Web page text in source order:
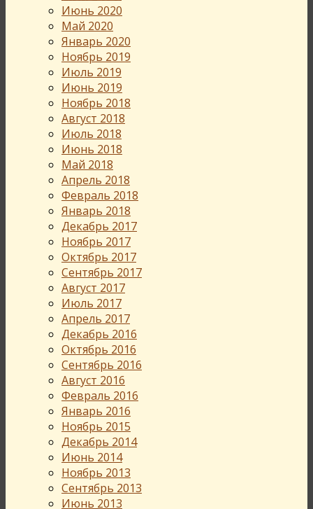
Июнь 2020
Май 2020
Январь 2020
Ноябрь 2019
Июль 2019
Июнь 2019
Ноябрь 2018
Август 2018
Июль 2018
Июнь 2018
Май 2018
Апрель 2018
Февраль 2018
Январь 2018
Декабрь 2017
Ноябрь 2017
Октябрь 2017
Сентябрь 2017
Август 2017
Июль 2017
Апрель 2017
Декабрь 2016
Октябрь 2016
Сентябрь 2016
Август 2016
Февраль 2016
Январь 2016
Ноябрь 2015
Декабрь 2014
Июнь 2014
Ноябрь 2013
Сентябрь 2013
Июнь 2013